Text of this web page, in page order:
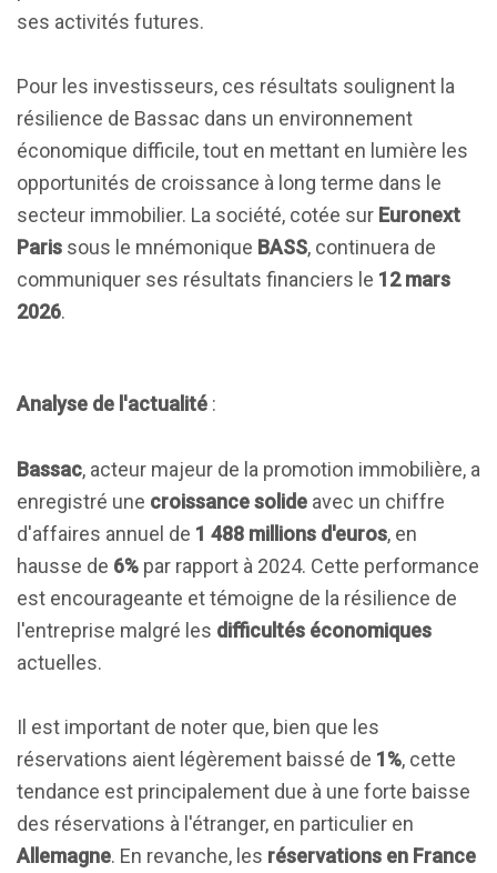
ses activités futures.
Pour les investisseurs, ces résultats soulignent la
résilience de Bassac dans un environnement
économique difficile, tout en mettant en lumière les
opportunités de croissance à long terme dans le
secteur immobilier. La société, cotée sur Euronext
Paris sous le mnémonique BASS, continuera de
communiquer ses résultats financiers le 12 mars
2026.
Analyse de l'actualité :
Bassac, acteur majeur de la promotion immobilière, a
enregistré une croissance solide avec un chiffre
d'affaires annuel de 1 488 millions d'euros, en
hausse de 6% par rapport à 2024. Cette performance
est encourageante et témoigne de la résilience de
l'entreprise malgré les difficultés économiques
actuelles.
Il est important de noter que, bien que les
réservations aient légèrement baissé de 1%, cette
tendance est principalement due à une forte baisse
des réservations à l'étranger, en particulier en
Allemagne. En revanche, les réservations en France